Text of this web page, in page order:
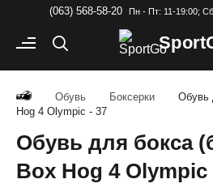
(063) 568-58-20 Пн - Пт: 11-19:00;
Sport
Обувь Боксерки
Обувь
Hog 4 Olympic - 37
Обувь для бокса
Box Hog 4 Olympic